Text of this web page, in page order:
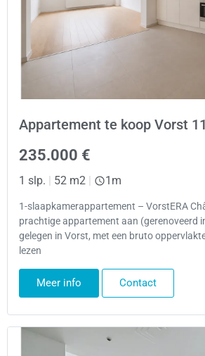
Appartement te koop Vorst
235.000 €
1 slp. | 52 m2 | 1m
1-slaapkamerappartement – VorstERA
prachtige appartement aan (gerenoveerd
gelegen in Vorst, met een bruto
lezen
Meer info Contact